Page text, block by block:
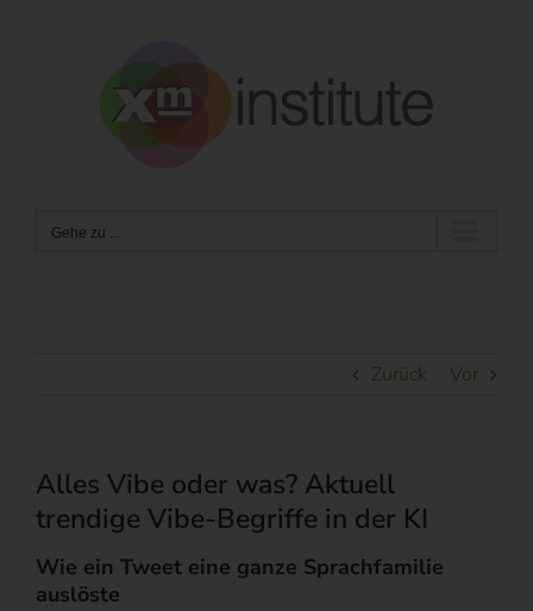
Gehe zu ...
Zurück Vor
Alles Vibe oder was? Aktuell
trendige Vibe-Begriffe in der KI
Wie ein Tweet eine ganze Sprachfamilie
auslöste